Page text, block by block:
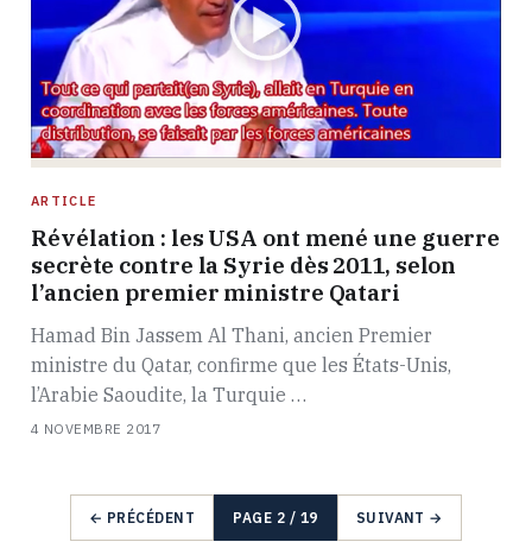
ARTICLE
Révélation : les USA ont mené une guerre
secrète contre la Syrie dès 2011, selon
l’ancien premier ministre Qatari
Hamad Bin Jassem Al Thani, ancien Premier
ministre du Qatar, confirme que les États-Unis,
l’Arabie Saoudite, la Turquie …
4 NOVEMBRE 2017
← PRÉCÉDENT PAGE 2 / 19 SUIVANT →